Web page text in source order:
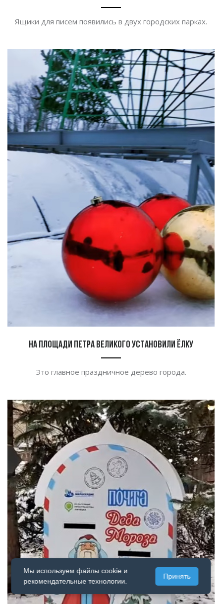
Ящики для писем появились в двух городских парках.
На площади Петра Великого установили ёлку
Это главное праздничное дерево города.
Мы используем файлы cookie и
рекомендательные технологии.
Принять